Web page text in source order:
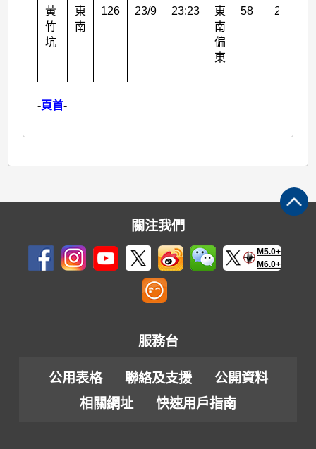
黃
竹
坑
東
南
126 23/9 23:23
東
南
偏
東
58 24/9
-頁首-
關注我們
M5.0+
M6.0+
服務台
公用表格 聯絡及支援
公開資料
相關網址
快速用戶指南